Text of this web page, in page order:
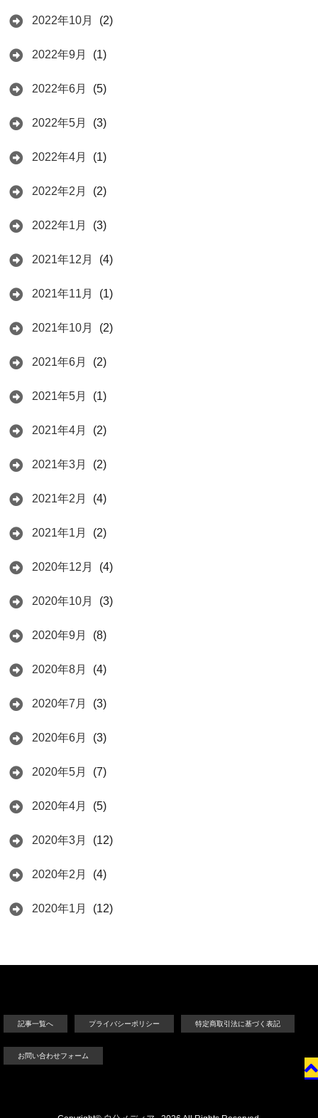
2022年10月 (2)
2022年9月 (1)
2022年6月 (5)
2022年5月 (3)
2022年4月 (1)
2022年2月 (2)
2022年1月 (3)
2021年12月 (4)
2021年11月 (1)
2021年10月 (2)
2021年6月 (2)
2021年5月 (1)
2021年4月 (2)
2021年3月 (2)
2021年2月 (4)
2021年1月 (2)
2020年12月 (4)
2020年10月 (3)
2020年9月 (8)
2020年8月 (4)
2020年7月 (3)
2020年6月 (3)
2020年5月 (7)
2020年4月 (5)
2020年3月 (12)
2020年2月 (4)
2020年1月 (12)
記事一覧へ プライバシーポリシー 特定商取引法に基づく表記
お問い合わせフォーム